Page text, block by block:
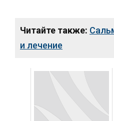
Читайте также:
и лечение